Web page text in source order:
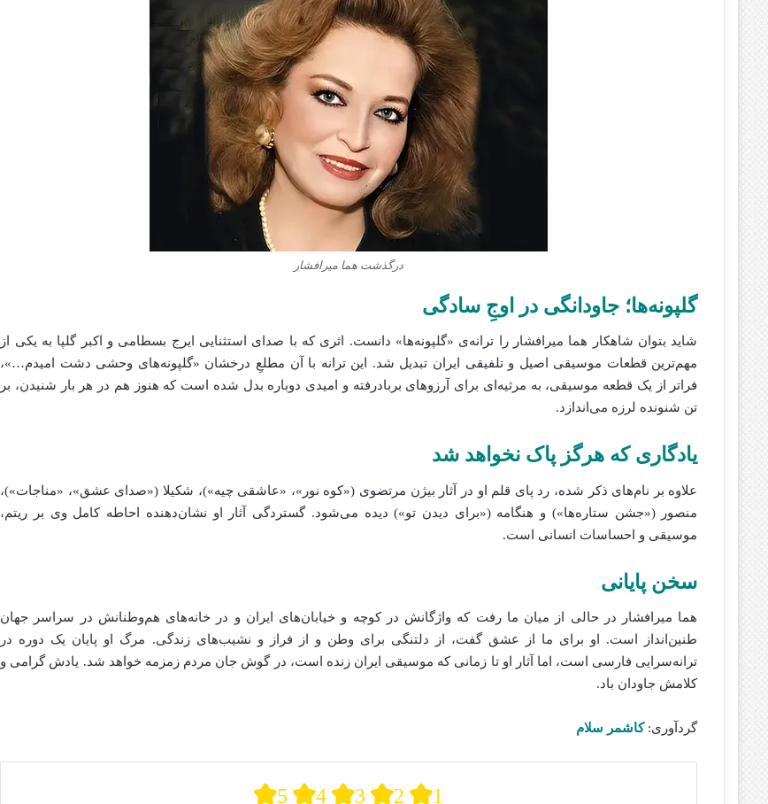
درگذشت هما میرافشار
گلپونه‌ها؛ جاودانگی در اوجِ سادگی
شاید بتوان شاهکار هما میرافشار را ترانه‌ی «گلپونه‌ها» دانست. اثری که با صدای استثنایی ایرج بسطامی و اکبر گلپا به یکی از
مهم‌ترین قطعات موسیقی اصیل و تلفیقی ایران تبدیل شد. این ترانه با آن مطلعِ درخشان «گلپونه‌های وحشی دشت امیدم…»،
فراتر از یک قطعه موسیقی، به مرثیه‌ای برای آرزوهای بربادرفته و امیدی دوباره بدل شده است که هنوز هم در هر بار شنیدن، بر
تن شنونده لرزه می‌اندازد.
یادگاری که هرگز پاک نخواهد شد
علاوه بر نام‌های ذکر شده، رد پای قلم او در آثار بیژن مرتضوی («کوه نور»، «عاشقی چیه»)، شکیلا («صدای عشق»، «مناجات»)،
منصور («جشن ستاره‌ها») و هنگامه («برای دیدن تو») دیده می‌شود. گستردگی آثار او نشان‌دهنده احاطه کامل وی بر ریتم،
موسیقی و احساسات انسانی است.
سخن پایانی
هما میرافشار در حالی از میان ما رفت که واژگانش در کوچه و خیابان‌های ایران و در خانه‌های هم‌وطنانش در سراسر جهان
طنین‌انداز است. او برای ما از عشق گفت، از دلتنگی برای وطن و از فراز و نشیب‌های زندگی. مرگ او پایان یک دوره در
ترانه‌سرایی فارسی است، اما آثار او تا زمانی که موسیقی ایران زنده است، در گوش جان مردم زمزمه خواهد شد. یادش گرامی و
کلامش جاودان باد.
گردآوری:کاشمر سلام
5 4 3 2 1